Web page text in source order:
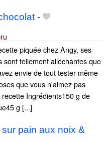
-
piquée chez Angy, ses
sont tellement alléchantes que
envie de tout tester même
que vous n'aimez pas
Ingrédients150 g de
g [...]
pain aux noix &